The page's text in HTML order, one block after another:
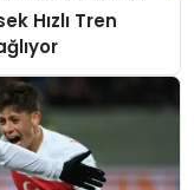
Hızlı Tren